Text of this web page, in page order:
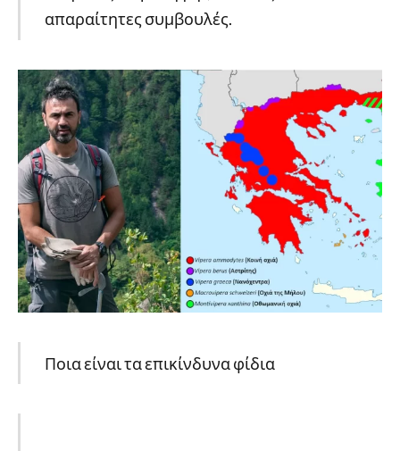
απαραίτητες συμβουλές.
Ποια είναι τα επικίνδυνα φίδια